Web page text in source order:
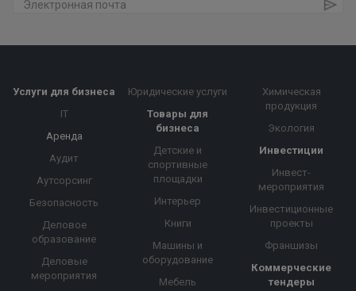
Услуги для бизнеса
IT
Аренда
Аудит
Аутсорсинг
Безопасность
Деловое
образование
Деловые
мероприятия
Юридические услуги
Товары для
бизнеса
Детские и
спортивные
площадки
Интерьер
Книги
Машины и
оборудование
Мебель
Химическая
продукция
Экология
Инвестиции
Инвест-
мероприятия
Инвестиционные
проекты
Франшизы
Коммерческие
тендеры